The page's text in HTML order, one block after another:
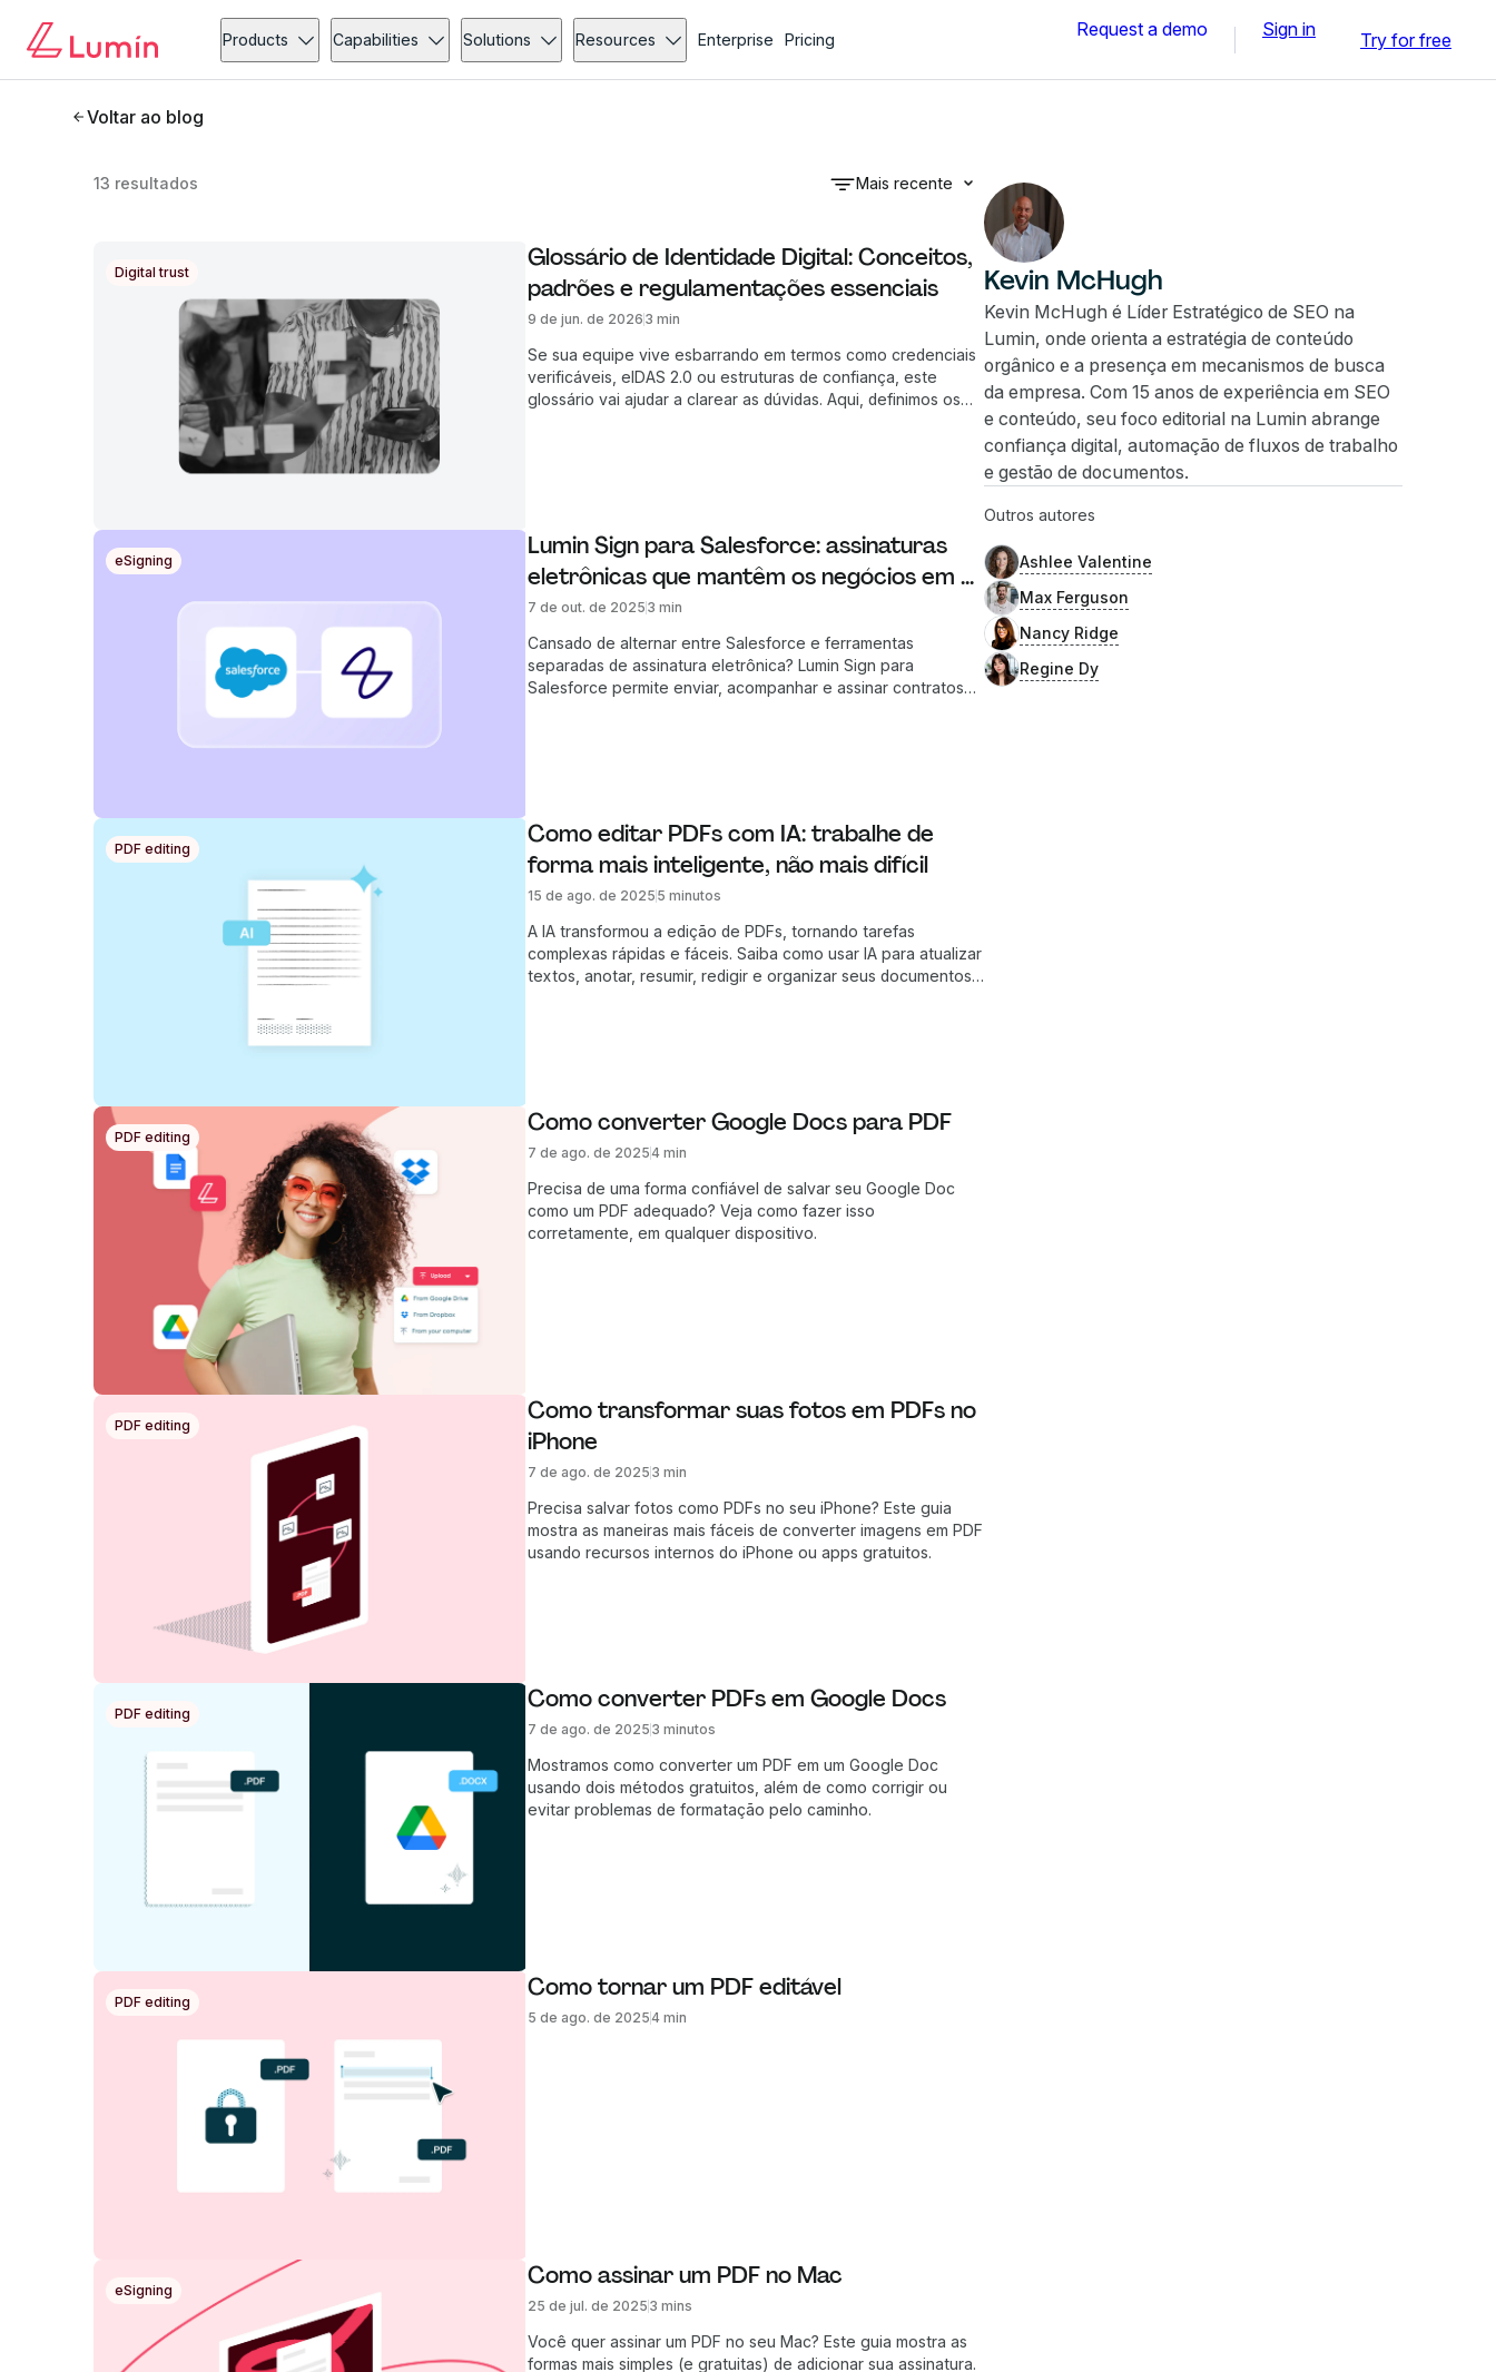
Products Capabilities Solutions Resources Enterprise Pricing Request a demo Sign in Try for free
Voltar ao blog
Kevin McHugh
Kevin McHugh é Líder Estratégico de SEO na
Lumin, onde orienta a estratégia de conteúdo
orgânico e a presença em mecanismos de busca
da empresa. Com 15 anos de experiência em SEO
e conteúdo, seu foco editorial na Lumin abrange
confiança digital, automação de fluxos de trabalho
e gestão de documentos.
Outros autores
Ashlee Valentine
Max Ferguson
Nancy Ridge
Regine Dy
13 resultados Mais recente
Digital trust
Glossário de Identidade Digital: Conceitos,
padrões e regulamentações essenciais
9 de jun. de 2026 3 min
Se sua equipe vive esbarrando em termos como credenciais
verificáveis, eIDAS 2.0 ou estruturas de confiança, este
glossário vai ajudar a clarear as dúvidas. Aqui, definimos os
eSigning
Lumin Sign para Salesforce: assinaturas
eletrônicas que mantêm os negócios em
movimento
7 de out. de 2025 3 min
Cansado de alternar entre Salesforce e ferramentas
separadas de assinatura eletrônica? Lumin Sign para
Salesforce permite enviar, acompanhar e assinar contratos
PDF editing
Como editar PDFs com IA: trabalhe de
forma mais inteligente, não mais difícil
15 de ago. de 2025 5 minutos
A IA transformou a edição de PDFs, tornando tarefas
complexas rápidas e fáceis. Saiba como usar IA para atualizar
textos, anotar, resumir, redigir e organizar seus documentos
PDF editing
Como converter Google Docs para PDF
7 de ago. de 20254 min
Precisa de uma forma confiável de salvar seu Google Doc
como um PDF adequado? Veja como fazer isso
corretamente, em qualquer dispositivo.
PDF editing
Como transformar suas fotos em PDFs no
iPhone
7 de ago. de 2025 3 min
Precisa salvar fotos como PDFs no seu iPhone? Este guia
mostra as maneiras mais fáceis de converter imagens em PDF
usando recursos internos do iPhone ou apps gratuitos.
PDF editing
Como converter PDFs em Google Docs
7 de ago. de 2025 3 minutos
Mostramos como converter um PDF em um Google Doc
usando dois métodos gratuitos, além de como corrigir ou
evitar problemas de formatação pelo caminho.
PDF editing
Como tornar um PDF editável
5 de ago. de 20254 min
eSigning
Como assinar um PDF no Mac
25 de jul. de 2025 3 mins
Você quer assinar um PDF no seu Mac? Este guia mostra as
formas mais simples (e gratuitas) de adicionar sua assinatura.